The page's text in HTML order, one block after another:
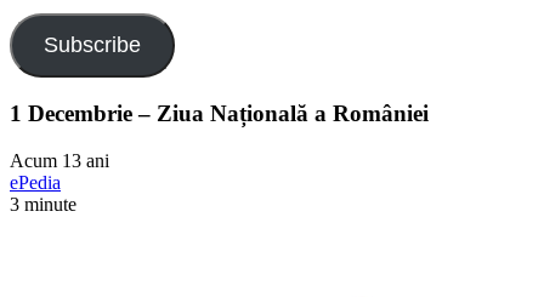
Subscribe
1 Decembrie – Ziua Națională a României
Acum 13 ani
ePedia
3 minute